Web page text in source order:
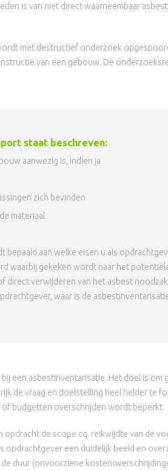
is van niet direct waarneembaar
met destructief onderzoek
van een gebouw. De
staat beschreven:
aanwezig is, indien ja
zich bevinden
materiaal
bepaald aan welke eisen u als
waarbij gekeken wordt naar het
verwijderen van het asbest
waar is de
een asbestinventarisatie. Het doel is
de vraag en doelstelling heel helder
budgetten overschrijden wordt beperkt.
opdracht de scope cq. reikwijdte van de
opdrachtgever een duidelijk beeld en
duur (onvoorziene